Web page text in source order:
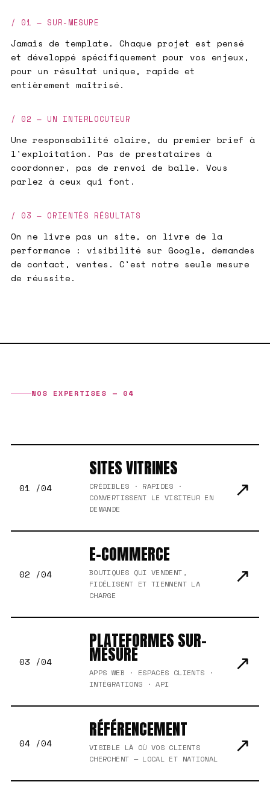
/ 01 — SUR-MESURE
Jamais de template. Chaque projet est pensé
et développé spécifiquement pour vos enjeux,
pour un résultat unique, rapide et
entièrement maîtrisé.
/ 02 — UN INTERLOCUTEUR
Une responsabilité claire, du premier brief à
l'exploitation. Pas de prestataires à
coordonner, pas de renvoi de balle. Vous
parlez à ceux qui font.
/ 03 — ORIENTÉS RÉSULTATS
On ne livre pas un site, on livre de la
performance : visibilité sur Google, demandes
de contact, ventes. C'est notre seule mesure
de réussite.
NOS EXPERTISES — 04
01 /04
SITES VITRINES
CRÉDIBLES · RAPIDES ·
CONVERTISSENT LE VISITEUR EN
DEMANDE
↗
02 /04
E-COMMERCE
BOUTIQUES QUI VENDENT,
FIDÉLISENT ET TIENNENT LA
CHARGE
↗
03 /04
PLATEFORMES SUR-
MESURE
APPS WEB · ESPACES CLIENTS ·
INTÉGRATIONS · API
↗
04 /04
RÉFÉRENCEMENT
VISIBLE LÀ OÙ VOS CLIENTS
CHERCHENT — LOCAL ET NATIONAL
↗